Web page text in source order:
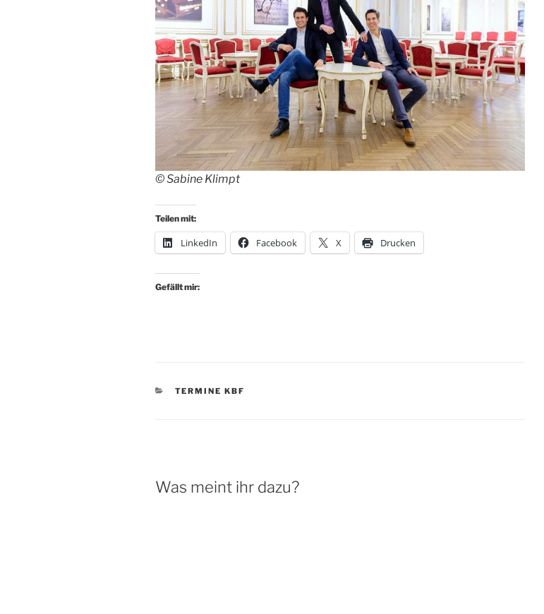
© Sabine Klimpt
Teilen mit:
LinkedIn Facebook X Drucken
Gefällt mir:
KATEGORIEN
TERMINE KBF
Was meint ihr dazu?